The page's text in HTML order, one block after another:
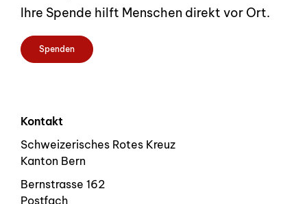
Ihre Spende hilft Menschen direkt vor Ort.
Spenden
Kontakt
Schweizerisches Rotes Kreuz
Kanton Bern
Bernstrasse 162
Postfach